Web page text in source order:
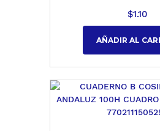
$1.10
AÑADIR AL